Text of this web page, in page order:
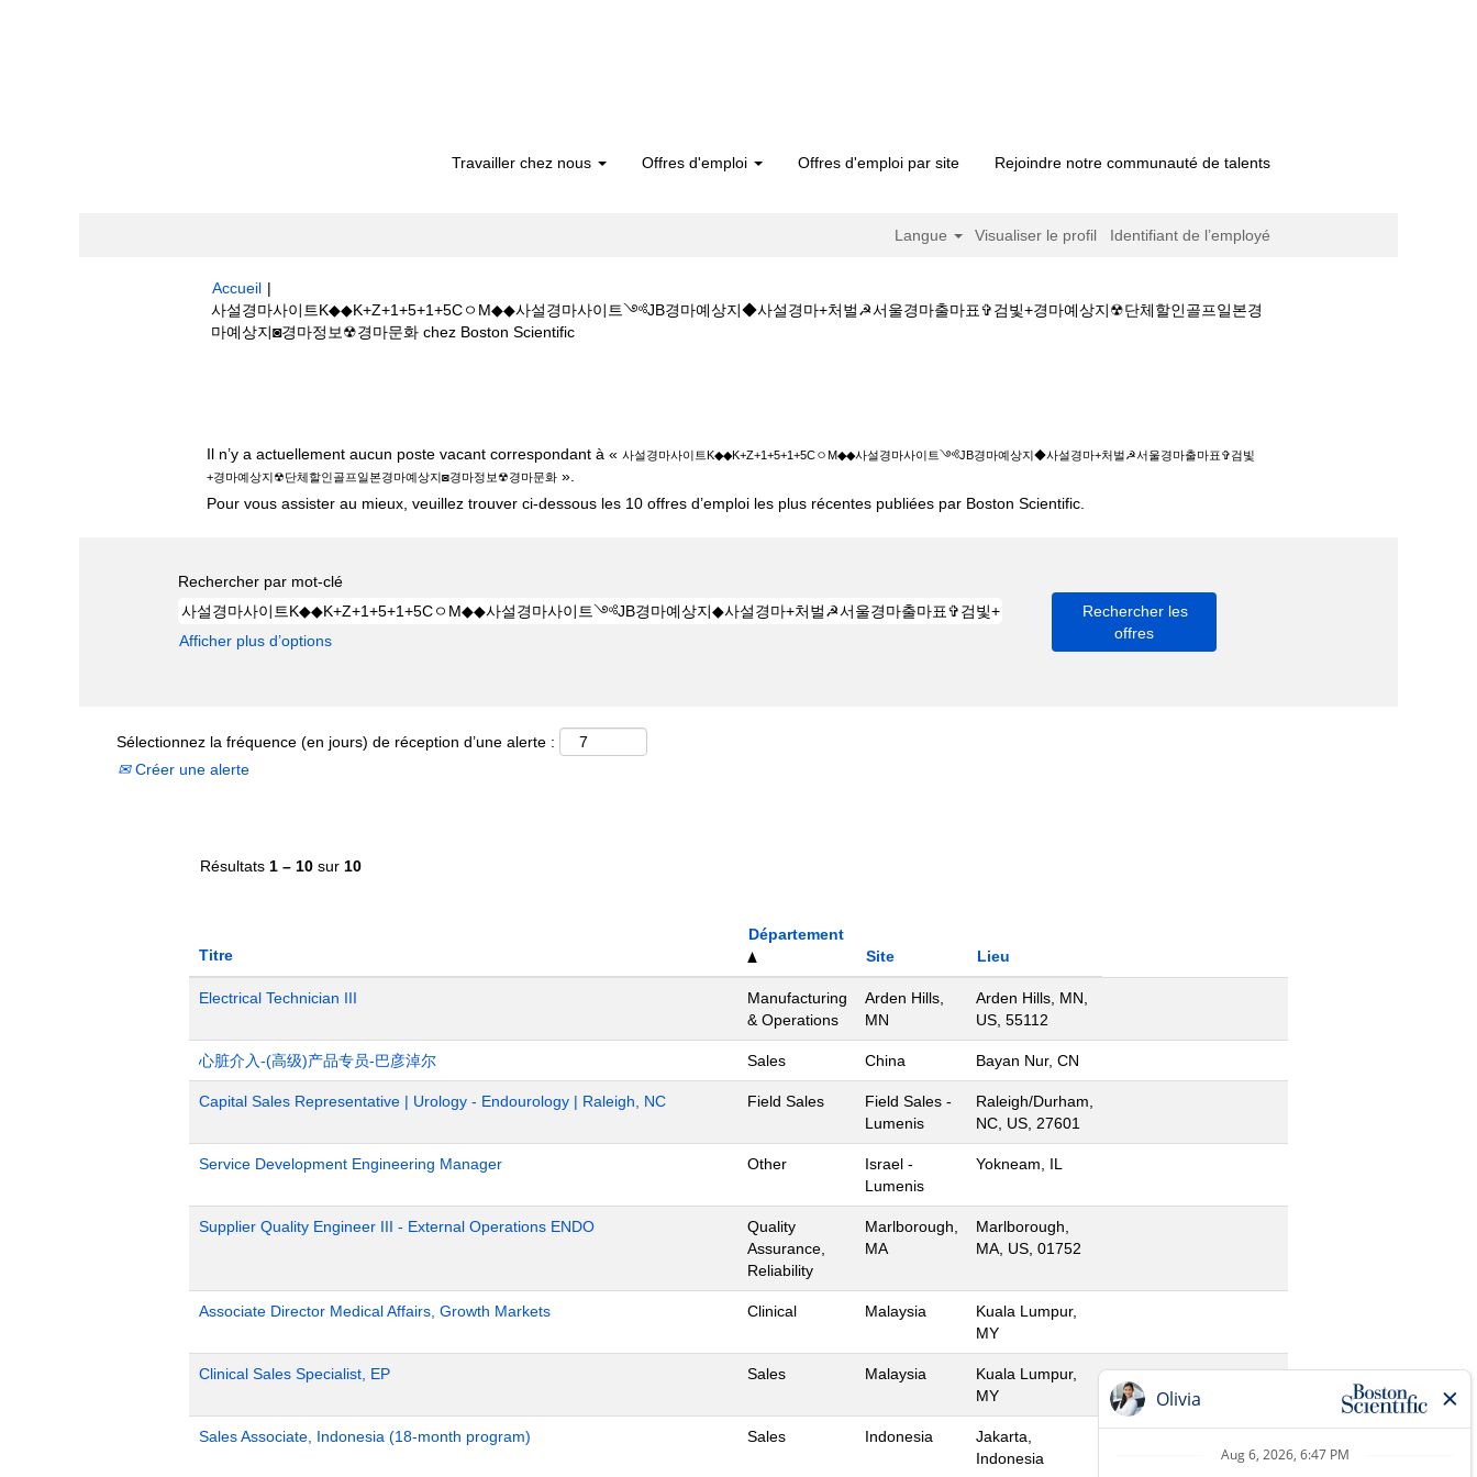
Travailler chez nous Offres d'emploi Offres d'emploi par site Rejoindre notre communauté de talents
Langue Visualiser le profil Identifiant de l’employé
Accueil |
사설경마사이트K◆◆K+Z+1+5+1+5CㅇM◆◆사설경마사이트༺JB경마예상지◆사설경마+처벌☭서울경마출마표✞검빛+경마예상지☢단체할인골프일본경
마예상지◙경마정보☢경마문화 chez Boston Scientific(page
Il n’y a actuellement aucun poste vacant correspondant à « 사설경마사이트K◆◆K+Z+1+5+1+5CㅇM◆◆사설경마사이트༺JB경마예상지◆사설경마+처벌☭서울경마출마표✞검빛
+경마예상지☢단체할인골프일본경마예상지◙경마정보☢경마문화 ».
Pour vous assister au mieux, veuillez trouver ci-dessous les 10 offres d’emploi les plus récentes publiées par Boston Scientific.
Rechercher par mot-clé
Afficher plus d’options
Sélectionnez la fréquence (en jours) de réception d’une alerte :
Créer une alerte
Résultats 1 – 10 sur 10
Titre
Département
Site
Lieu
Electrical Technician III
Manufacturing
& Operations
Arden Hills,
MN
Arden Hills, MN,
US, 55112
心脏介入-(高级)产品专员-巴彦淖尔 Sales China Bayan Nur, CN
Capital Sales Representative | Urology - Endourology | Raleigh, NC Field Sales
Field Sales -
Lumenis
Raleigh/Durham,
NC, US, 27601
Service Development Engineering Manager Other
Israel -
Lumenis
Yokneam, IL
Supplier Quality Engineer III - External Operations ENDO
Quality
Assurance,
Reliability
Marlborough,
MA
Marlborough,
MA, US, 01752
Associate Director Medical Affairs, Growth Markets Clinical Malaysia
Kuala Lumpur,
MY
Clinical Sales Specialist, EP Sales Malaysia
Kuala Lumpur,
MY
Sales Associate, Indonesia (18-month program) Sales Indonesia
Jakarta,
Indonesia